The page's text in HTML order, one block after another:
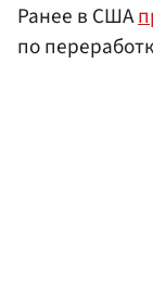
Ранее в США
по